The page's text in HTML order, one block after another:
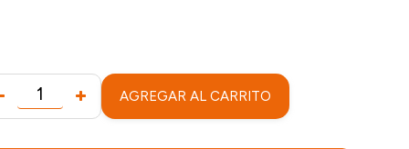
AGREGAR AL CARRITO